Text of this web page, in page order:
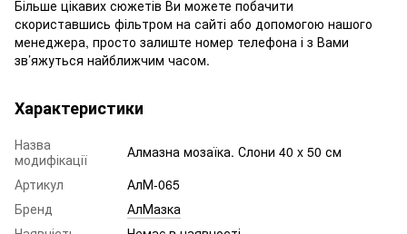
Більше цікавих сюжетів Ви можете побачити
скориставшись фільтром на сайті або допомогою нашого
менеджера, просто залиште номер телефона і з Вами
зв’яжуться найближчим часом.
Характеристики
Назва
модифікації
Алмазна мозаїка. Слони 40 x 50 см
Артикул
АлМ-065
Бренд
АлМазка